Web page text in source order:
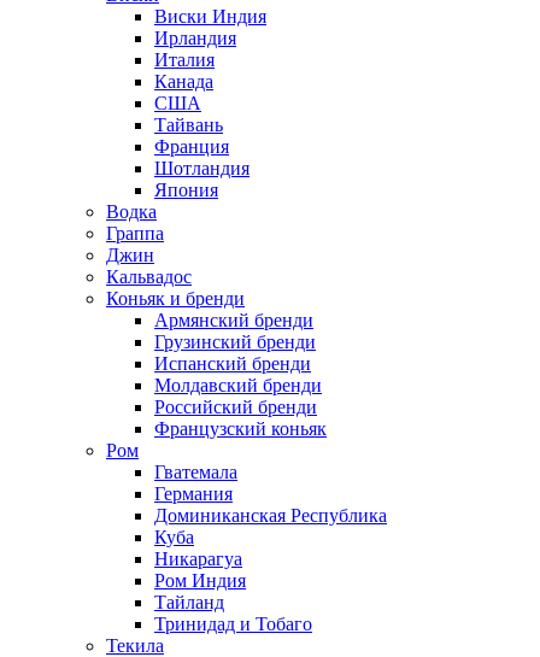
Виски Индия
Ирландия
Италия
Канада
США
Тайвань
Франция
Шотландия
Япония
Водка
Граппа
Джин
Кальвадос
Коньяк и бренди
Армянский бренди
Грузинский бренди
Испанский бренди
Молдавский бренди
Российский бренди
Французский коньяк
Ром
Гватемала
Германия
Доминиканская Республика
Куба
Никарагуа
Ром Индия
Тайланд
Тринидад и Тобаго
Текила